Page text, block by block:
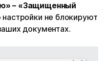
– «Защищенный
настройки не блокируют
документах.